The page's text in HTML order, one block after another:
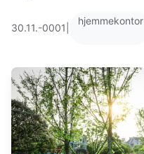
30.11.-0001
hjemmekontor